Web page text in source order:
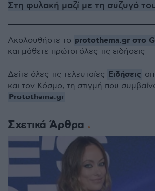
Στη φυλακή μαζί με τη σύζυγό του
Σχετικά Άρθρα
Ακολουθήστε το protothema.gr στο
και μάθετε πρώτοι όλες τις ειδήσεις
Δείτε όλες τις τελευταίες Ειδήσεις
και τον Κόσμο, τη στιγμή που
Protothema.gr